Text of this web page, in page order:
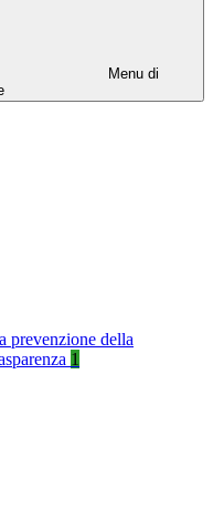
Menu di
prevenzione della
1